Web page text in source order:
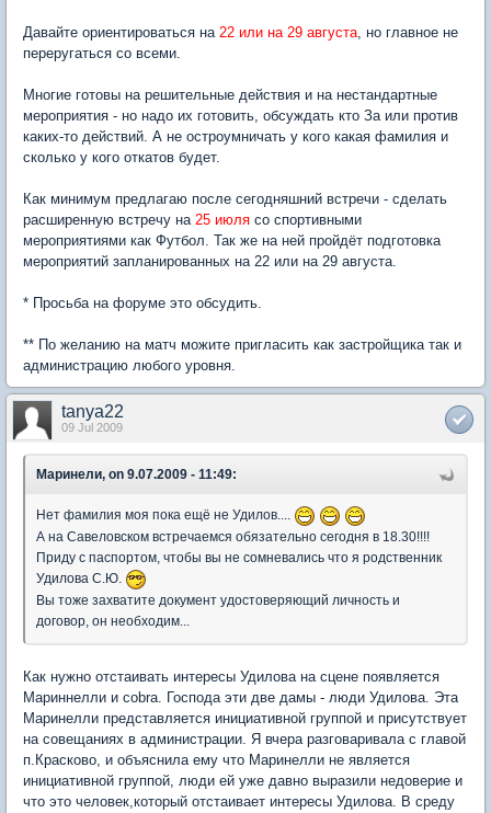
Давайте ориентироваться на 22 или на 29 августа, но главное не
переругаться со всеми.
Многие готовы на решительные действия и на нестандартные
мероприятия - но надо их готовить, обсуждать кто За или против
каких-то действий. А не остроумничать у кого какая фамилия и
сколько у кого откатов будет.
Как минимум предлагаю после сегодняшний встречи - сделать
расширенную встречу на 25 июля со спортивными
мероприятиями как Футбол. Так же на ней пройдёт подготовка
мероприятий запланированных на 22 или на 29 августа.
* Просьба на форуме это обсудить.
** По желанию на матч можите пригласить как застройщика так и
администрацию любого уровня.
tanya22
09 Jul 2009
Маринели, on 9.07.2009 - 11:49:
Нет фамилия моя пока ещё не Удилов....
А на Савеловском встречаемся обязательно сегодня в 18.30!!!!
Приду с паспортом, чтобы вы не сомневались что я родственник
Удилова С.Ю.
Вы тоже захватите документ удостоверяющий личность и
договор, он необходим...
Как нужно отстаивать интересы Удилова на сцене появляется
Мариннелли и cobra. Господа эти две дамы - люди Удилова. Эта
Маринелли представляется инициативной группой и присутствует
на совещаниях в администрации. Я вчера разговаривала с главой
п.Красково, и объяснила ему что Маринелли не является
инициативной группой, люди ей уже давно выразили недоверие и
что это человек,который отстаивает интересы Удилова. В среду